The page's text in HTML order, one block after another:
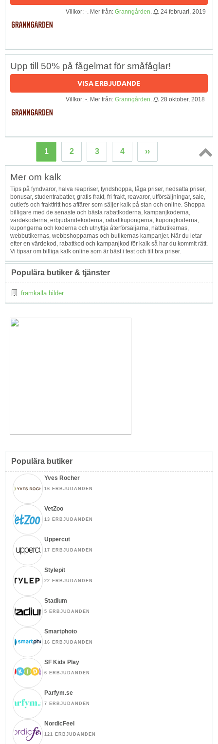
Villkor: -. Mer från: Granngården 24 februari, 2019
Upp till 50% på fågelmat för småfåglar!
VISA ERBJUDANDE
Villkor: -. Mer från: Granngården 28 oktober, 2018
1 2 3 4 ››
Topp
Mer om kalk
Tips på fyndvaror, halva reapriser, fyndshoppa, låga priser, nedsatta priser,
bonusar, studentrabatter, gratis frakt, fri frakt, reavaror, utförsäljningar, sale,
outlet's och fraktfritt hos affärer som säljer kalk på stan och online. Shoppa
billigare med de senaste och bästa rabattkoderna, kampanjkoderna,
värdekoderna, erbjudandekoderna, rabattkupongerna, kupongkoderna,
kupongerna och koderna och utnyttja återförsäljarna, nätbutikernas,
webbutikernas, webbshopparnas och butikernas kampanjer. När du letar
efter en värdekod, rabattkod och kampanjkod för kalk så har du kommit rätt.
Vi tipsar om billiga kalk online som är bäst i test och till bra priser.
Populära butiker & tjänster
framkalla bilder
Populära butiker
Yves Rocher
16 ERBJUDANDEN
VetZoo
13 ERBJUDANDEN
Uppercut
17 ERBJUDANDEN
Stylepit
22 ERBJUDANDEN
Stadium
5 ERBJUDANDEN
Smartphoto
16 ERBJUDANDEN
SF Kids Play
6 ERBJUDANDEN
Parfym.se
7 ERBJUDANDEN
NordicFeel
121 ERBJUDANDEN